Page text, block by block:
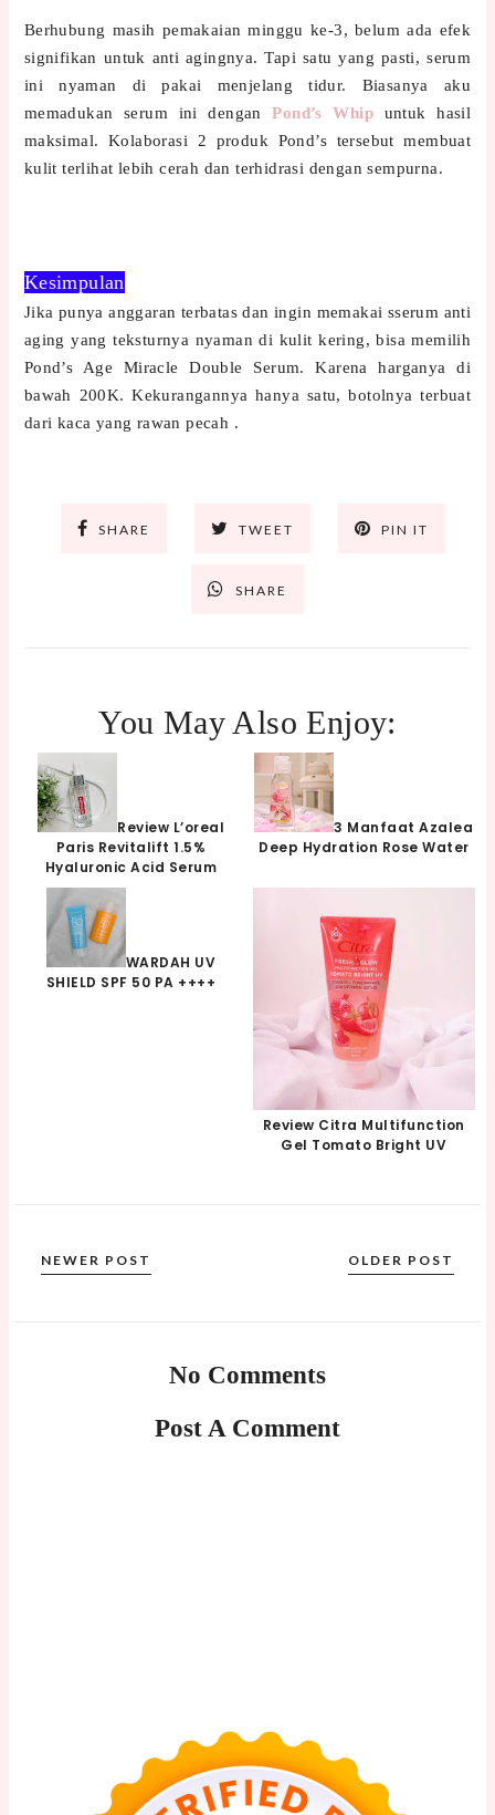
Berhubung masih pemakaian minggu ke-3, belum ada efek
signifikan untuk anti agingnya. Tapi satu yang pasti, serum
ini nyaman di pakai menjelang tidur. Biasanya aku
memadukan serum ini denganPond’s Whip untuk hasil
maksimal. Kolaborasi 2 produk Pond’s tersebut membuat
kulit terlihat lebih cerah dan terhidrasi dengan sempurna.
Kesimpulan
Jika punya anggaran terbatas dan ingin memakai sserum anti
aging yang teksturnya nyaman di kulit kering, bisa memilih
Pond’s Age Miracle Double Serum. Karena harganya di
bawah 200K. Kekurangannya hanya satu, botolnya terbuat
dari kaca yang rawan pecah .
SHARE TWEET PIN IT
SHARE
You May Also Enjoy:
Review L’oreal
Paris Revitalift 1.5%
Hyaluronic Acid Serum
3 Manfaat Azalea
Deep Hydration Rose Water
WARDAH UV
SHIELD SPF 50 PA ++++
Review Citra Multifunction
Gel Tomato Bright UV
NEWER POST OLDER POST
No Comments
Post A Comment